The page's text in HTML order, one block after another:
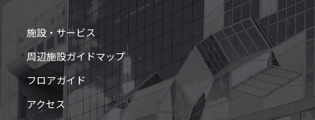
施設・サービス
周辺施設ガイドマップ
フロアガイド
アクセス